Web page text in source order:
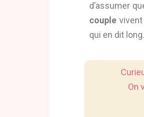
d’assumer
couple
qui en dit long.
On